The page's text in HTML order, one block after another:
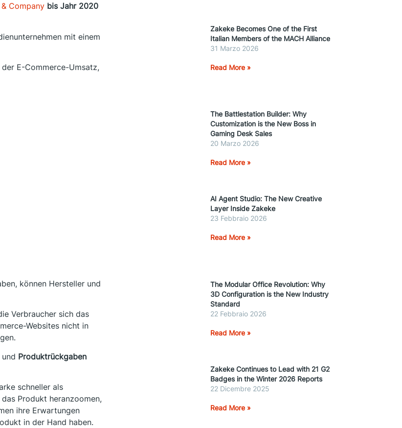
Company bis Jahr 2020
mit einem
E-Commerce-Umsatz,
können Hersteller und
Verbraucher sich das
Websites nicht in
Produktrückgaben
schneller als
Produkt heranzoomen,
ihre Erwartungen
in der Hand haben.
Zakeke Becomes One of the First
Italian Members of the MACH Alliance
31 Marzo 2026
Read More »
The Battlestation Builder: Why
Customization is the New Boss in
Gaming Desk Sales
20 Marzo 2026
Read More »
AI Agent Studio: The New Creative
Layer Inside Zakeke
23 Febbraio 2026
Read More »
The Modular Office Revolution: Why
3D Configuration is the New Industry
Standard
22 Febbraio 2026
Read More »
Zakeke Continues to Lead with 21 G2
Badges in the Winter 2026 Reports
22 Dicembre 2025
Read More »